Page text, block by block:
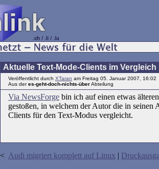
Aktuelle Text-Mode-Clients im Vergleich
Veröffentlicht durch XTaran am Freitag 05. Januar 2007, 16:02
Aus deres-geht-doch-nichts-überAbteilung
Via NewsForge bin ich auf einen etwas
gestoßen, in welchem der Autor die in seinen
Clients für den Text-Modus vergleicht.
< Audi migriert komplett auf Linux |